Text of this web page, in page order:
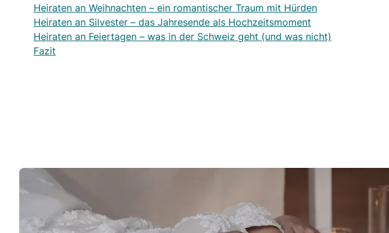
Heiraten an Weihnachten – ein romantischer Traum mit Hürden
Heiraten an Silvester – das Jahresende als Hochzeitsmoment
Heiraten an Feiertagen – was in der Schweiz geht (und was nicht)
Fazit